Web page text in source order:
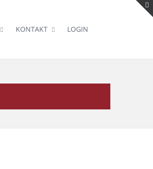
KONTAKT LOGIN